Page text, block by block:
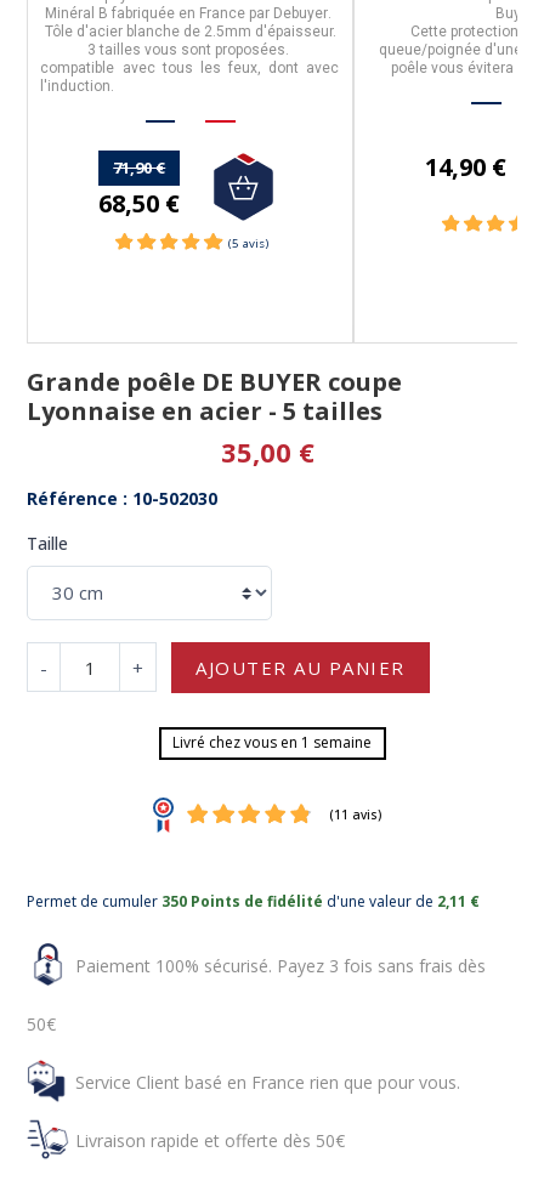
Minéral B fabriquée en France par Debuyer.
Tôle d'acier blanche de 2.5mm d'épaisseur.
3 tailles vous sont proposées.
compatible avec tous les feux, dont avec
l'induction.
71,90 €
68,50 €
Buyer
Cette protection, à
queue/poignée d'une
poêle vous évitera de
14,90 €
Grande poêle DE BUYER coupe
Lyonnaise en acier - 5 tailles
35,00 €
Référence : 10-502030
Taille
- + AJOUTER AU PANIER
Livré chez vous en 1 semaine
Permet de cumuler 350 Points de fidélité d'une valeur de 2,11 €
Paiement 100% sécurisé. Payez 3 fois sans frais dès
50€
Service Client basé en France rien que pour vous.
Livraison rapide et offerte dès 50€